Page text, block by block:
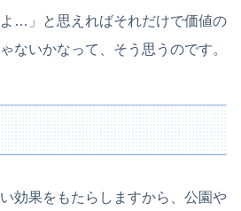
よ…」と思えればそれだけで価値の
ないかなって、そう思うのです。
効果をもたらしますから、公園や